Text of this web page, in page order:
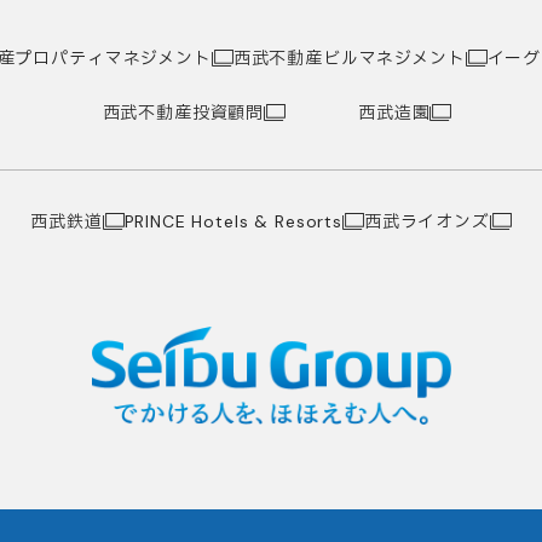
プロパティマネジメント 西武不動産ビルマネジメント イー
西武不動産投資顧問 西武造園
西武鉄道 PRINCE Hotels & Resorts 西武ライオンズ